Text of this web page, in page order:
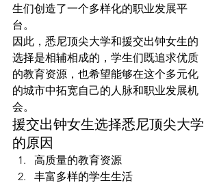
生们创造了一个多样化的职业发展平
台。
因此，悉尼顶尖大学和援交出钟女生的
选择是相辅相成的，学生们既追求优质
的教育资源，也希望能够在这个多元化
的城市中拓宽自己的人脉和职业发展机
会。
援交出钟女生选择悉尼顶尖大学
的原因
高质量的教育资源
丰富多样的学生生活